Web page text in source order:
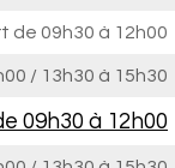
de 09h30 à 12h00
/ 13h30 à 15h30
09h30 à 12h00